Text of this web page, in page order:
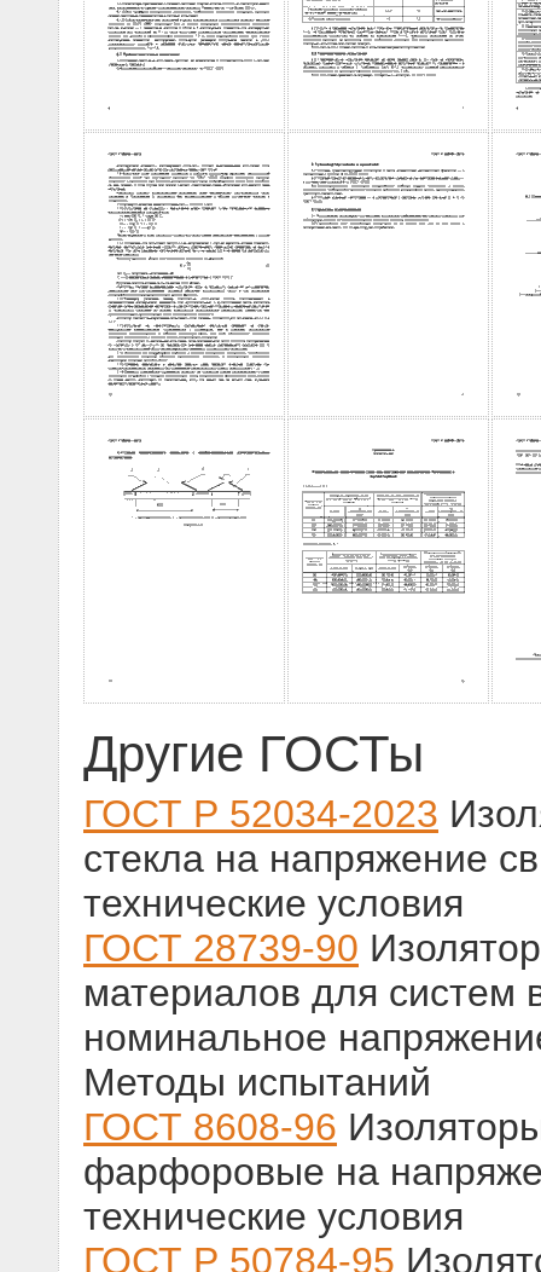
Другие ГОСТы
ГОСТ Р 52034-2023
стекла на напряжение
технические условия
ГОСТ 28739-90
материалов для систем
номинальное
Методы испытаний
ГОСТ 8608-96
фарфоровые на
технические условия
ГОСТ Р 50784-95